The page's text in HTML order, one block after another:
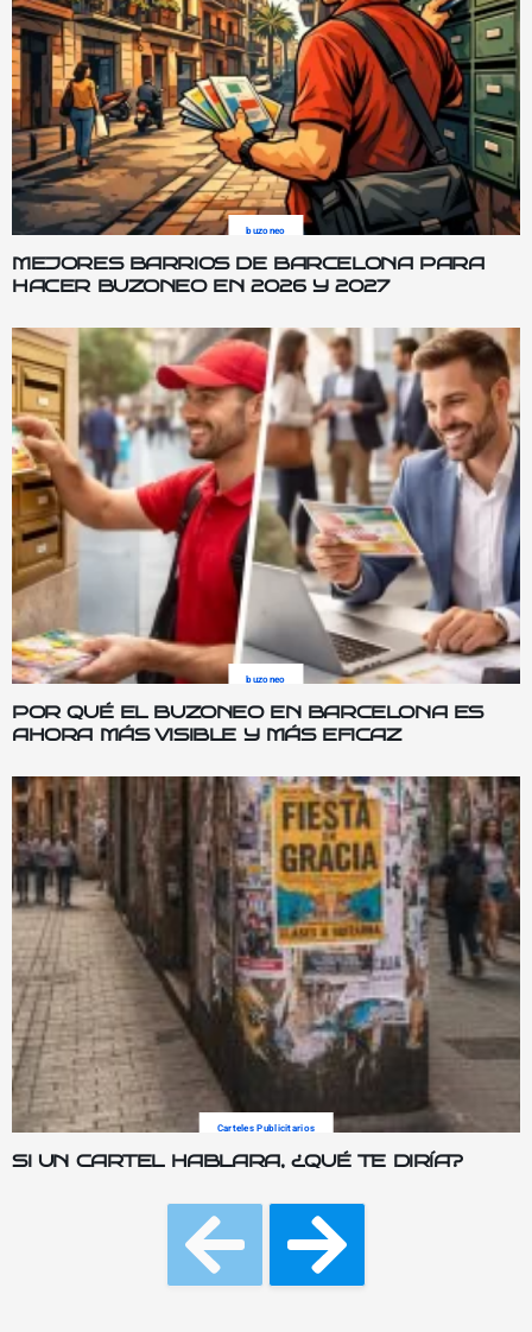
buzoneo
MEJORES BARRIOS DE BARCELONA PARA
HACER BUZONEO EN 2026 Y 2027
buzoneo
POR QUÉ EL BUZONEO EN BARCELONA ES
AHORA MÁS VISIBLE Y MÁS EFICAZ
Carteles Publicitarios
SI UN CARTEL HABLARA, ¿QUÉ TE DIRÍA?